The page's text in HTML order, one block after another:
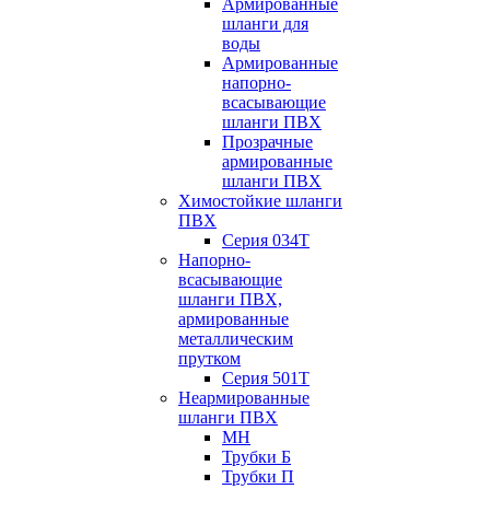
Армированные
шланги для
воды
Армированные
напорно-
всасывающие
шланги ПВХ
Прозрачные
армированные
шланги ПВХ
Химостойкие шланги
ПВХ
Серия 034Т
Напорно-
всасывающие
шланги ПВХ,
армированные
металлическим
прутком
Серия 501T
Неармированные
шланги ПВХ
МН
Трубки Б
Трубки П